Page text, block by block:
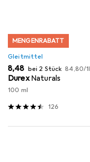
MENGENRABATT
Gleitmittel
EUR
8,48 bei 2 Stück EUR
84,80/1l
Durex Naturals
100 ml
126